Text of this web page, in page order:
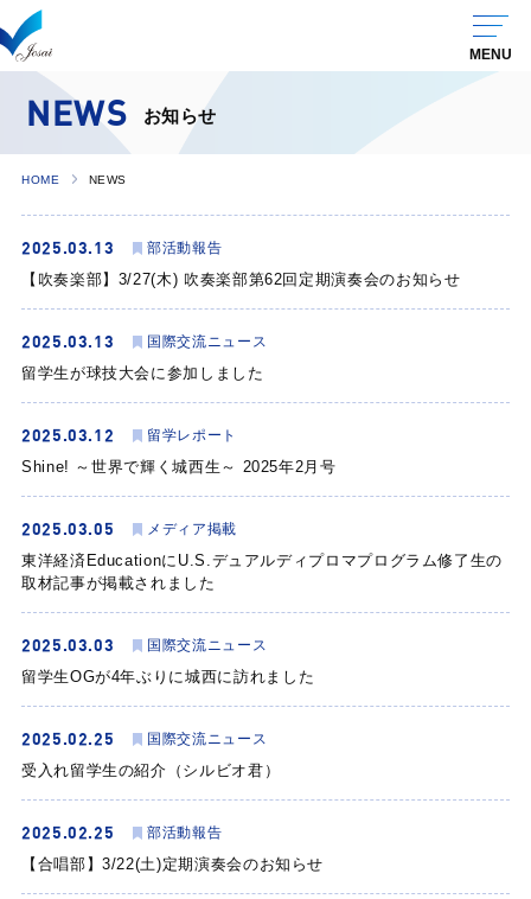
NEWS お知らせ
HOME NEWS
2025.03.13 部活動報告
【吹奏楽部】3/27(木) 吹奏楽部第62回定期演奏会のお知らせ
2025.03.13 国際交流ニュース
留学生が球技大会に参加しました
2025.03.12 留学レポート
Shine! ～世界で輝く城西生～ 2025年2月号
2025.03.05 メディア掲載
東洋経済EducationにU.S.デュアルディプロマプログラム修了生の
取材記事が掲載されました
2025.03.03 国際交流ニュース
留学生OGが4年ぶりに城西に訪れました
2025.02.25 国際交流ニュース
受入れ留学生の紹介（シルビオ君）
2025.02.25 部活動報告
【合唱部】3/22(土)定期演奏会のお知らせ